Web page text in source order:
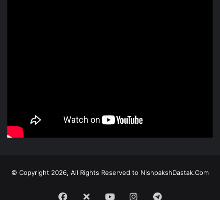
© Copyright 2026, All Rights Reserved to NishpakshDastak.Com
Facebook
X YoutubeInstagramTelegram